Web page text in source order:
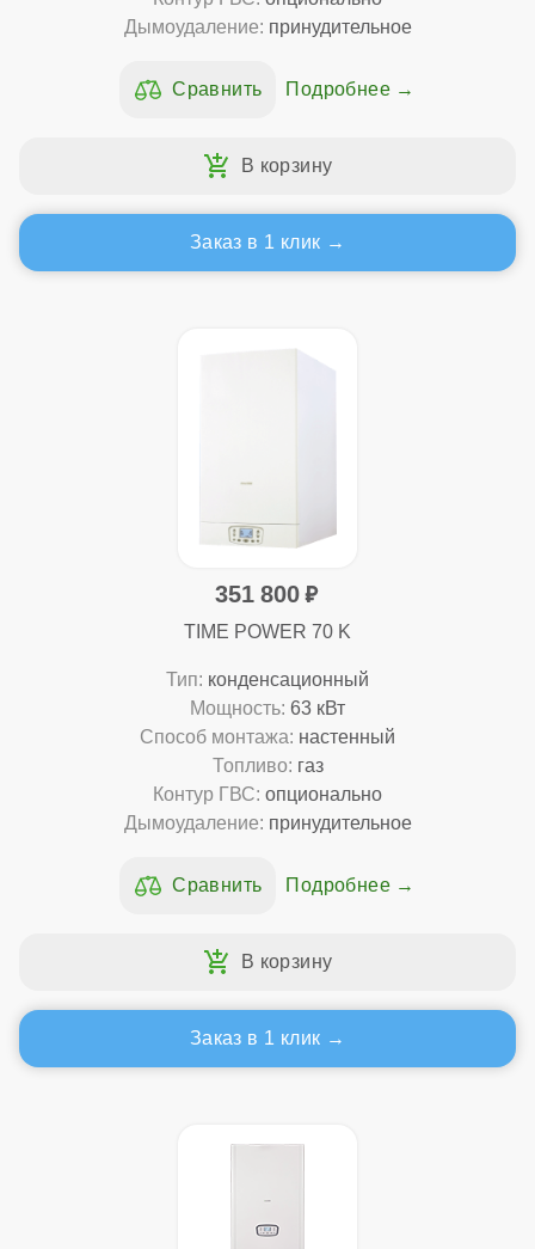
Дымоудаление: принудительное
Подробнее
Заказ в 1 клик
351 800
TIME POWER 70 K
Тип: конденсационный
Мощность: 63 кВт
Способ монтажа: настенный
Топливо: газ
Контур ГВС: опционально
Дымоудаление: принудительное
Подробнее
Заказ в 1 клик